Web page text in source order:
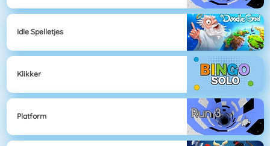
Idle Spelletjes
Klikker
Platform